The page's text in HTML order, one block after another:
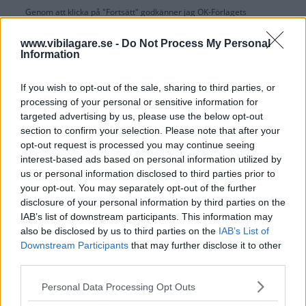
www.vibilagare.se - Do Not Process My Personal
Information
If you wish to opt-out of the sale, sharing to third parties, or
processing of your personal or sensitive information for
targeted advertising by us, please use the below opt-out
section to confirm your selection. Please note that after your
opt-out request is processed you may continue seeing
interest-based ads based on personal information utilized by
us or personal information disclosed to third parties prior to
your opt-out. You may separately opt-out of the further
disclosure of your personal information by third parties on the
IAB’s list of downstream participants. This information may
also be disclosed by us to third parties on the IAB’s List of
Downstream Participants that may further disclose it to other
Please note that this website/app uses one or more Google
Personal Data Processing Opt Outs
Genom att klicka på "Fortsätt" godkänner jag OK-Förlagets
OK-Förlagets integritetspolicy
Är du redan prenumerant på vår papperstidning?
Aktivera din digitala prenumeration utan kostnad här.